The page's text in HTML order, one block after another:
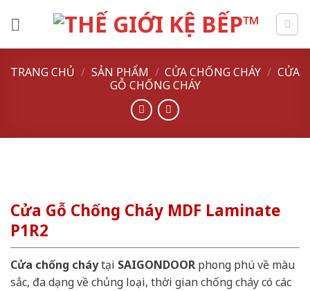
TRANG CHỦ / SẢN PHẨM / CỬA CHỐNG CHÁY / CỬA
GỖ CHỐNG CHÁY
Cửa Gỗ Chống Cháy MDF Laminate
P1R2
Cửa chống cháytại SAIGONDOOR phong phú về màu
sắc, đa dạng về chủng loại, thời gian chống cháy có các